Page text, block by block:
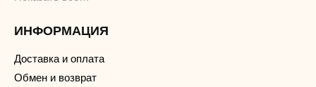
ИНФОРМАЦИЯ
Доставка и оплата
Обмен и возврат